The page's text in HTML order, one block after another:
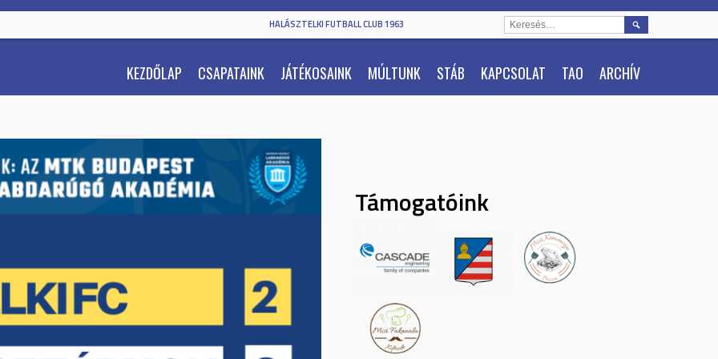
HALÁSZTELKI FUTBALL CLUB 1963
KEZDŐLAP CSAPATAINK JÁTÉKOSAINK MÚLTUNK STÁB KAPCSOLAT TAO ARCHÍV
KERESÉS:
Támogatóink